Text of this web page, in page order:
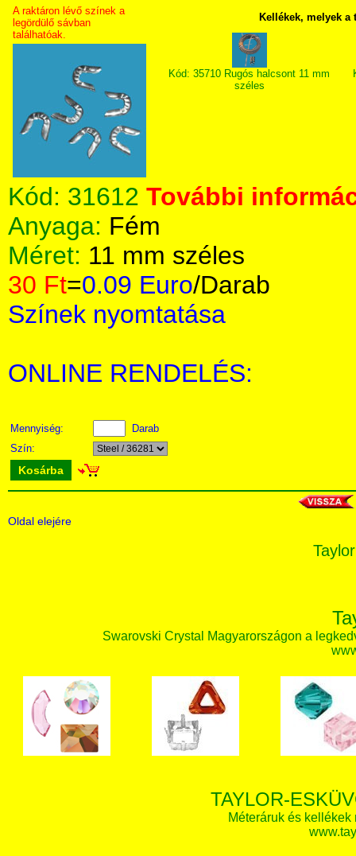
A raktáron lévő színek a
legördülő sávban
találhatóak.
Kellékek, melyek
Kód: 35710 Rugós halcsont 11 mm
széles
Kód: 31612 További
Anyaga: Fém
Méret: 11 mm széles
30 Ft=0.09 Euro/Darab
Színek nyomtatása
ONLINE RENDELÉS:
Mennyiség:
Darab
Szín:
Kosárba
Oldal elejére
Swarovski Crystal Magyarországon a
TAYLOR-
Méteráruk és